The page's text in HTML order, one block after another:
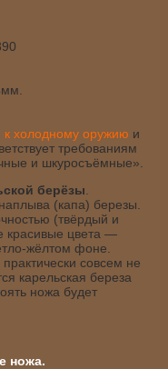
к холодному оружию и
требованиям
и шкуросъёмные».
берёзы
(капа) березы.
(твёрдый и
красивые цвета —
жёлтом фоне.
совсем не
карельская береза
ножа будет
ножа.